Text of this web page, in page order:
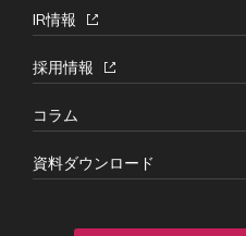
IR情報
採用情報
コラム
資料ダウンロード